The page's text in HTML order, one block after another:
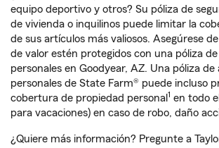
equipo deportivo y otros? Su póliza de
de vivienda o inquilinos puede limitar la
de sus artículos más valiosos. Asegúrese
de valor estén protegidos con una póliza
personales en Goodyear, AZ. Una póliza de
personales de State Farm® puede incluso
cobertura de propiedad personal 1 en todo
para vacaciones) en caso de robo, daño
¿Quiere más información? Pregunte a